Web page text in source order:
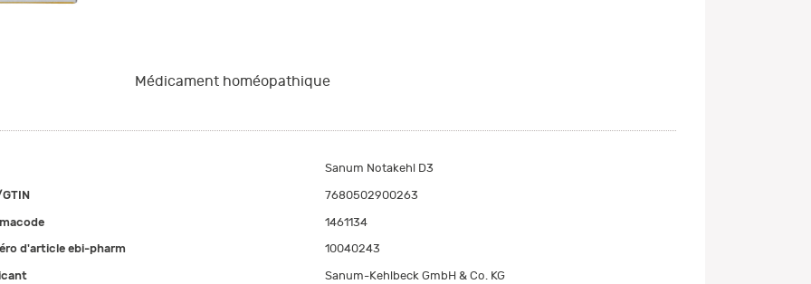
Médicament homéopathique
Sanum Notakehl D3
7680502900263
1461134
d'article ebi-pharm
10040243
Sanum-Kehlbeck GmbH & Co. KG